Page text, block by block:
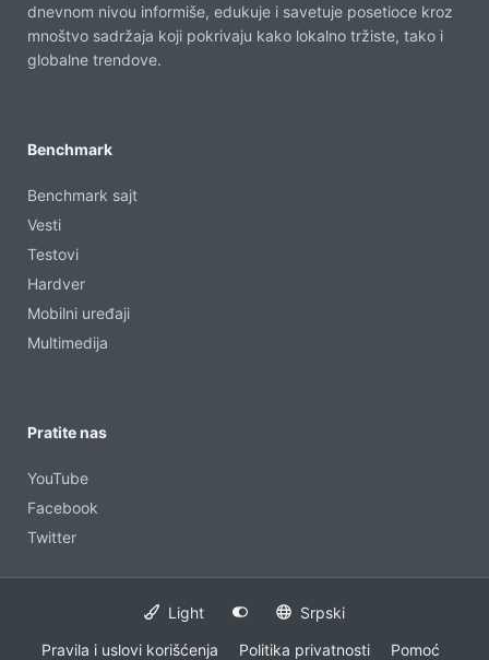
dnevnom nivou informiše, edukuje i savetuje posetioce kroz
mnoštvo sadržaja koji pokrivaju kako lokalno tržiste, tako i
globalne trendove.
Benchmark
Benchmark sajt
Vesti
Testovi
Hardver
Mobilni uređaji
Multimedija
Pratite nas
YouTube
Facebook
Twitter
Light
Srpski
Pravila i uslovi korišćenja
Politika privatnosti Pomoć